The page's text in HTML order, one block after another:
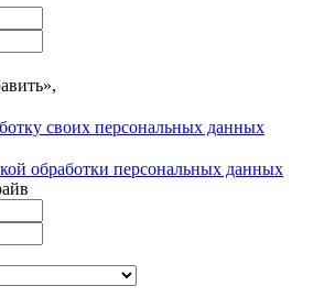
своих персональных данных
обработки персональных данных